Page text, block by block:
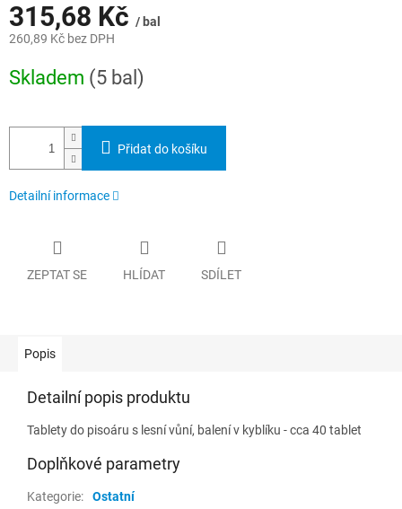
315,68 Kč / bal
260,89 Kč bez DPH
cena:
Skladem (5 bal)
Přidat do košíku
Detailní informace
ZEPTAT SE HLÍDAT SDÍLET
Popis
Detailní popis produktu
Tablety do pisoáru s lesní vůní, balení v kyblíku - cca 40 tablet
Doplňkové parametry
Kategorie:
Ostatní